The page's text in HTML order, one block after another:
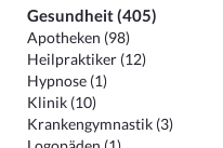
Gesundheit (405)
Apotheken (98)
Heilpraktiker (12)
Hypnose (1)
Klinik (10)
Krankengymnastik (3)